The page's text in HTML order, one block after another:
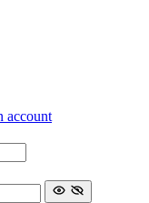
account